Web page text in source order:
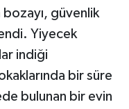
güvenlik
Yiyecek
indiği
bir süre
bulunan bir evin